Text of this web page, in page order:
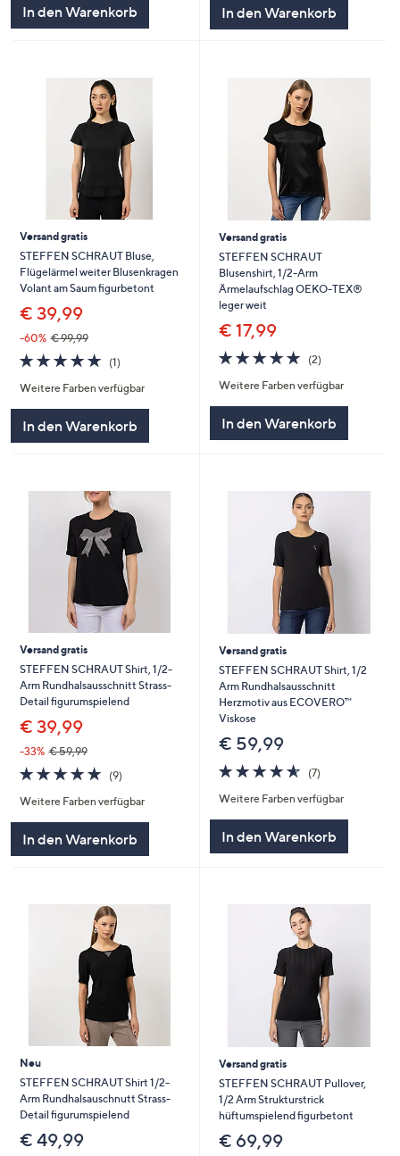
In den Warenkorb In den Warenkorb
Versand gratis
STEFFEN SCHRAUT Bluse,
Flügelärmel weiter Blusenkragen
Volant am Saum figurbetont
€ 39,99
-60% € 99,99
5.0
von
5
(1)1
Weitere Farben verfügbar
In den Warenkorb
Versand gratis
STEFFEN SCHRAUT
Blusenshirt, 1/2-Arm
Ärmelaufschlag OEKO-TEX®
leger weit
€ 17,99
5.0
von
5
(2)2
Weitere Farben verfügbar
In den Warenkorb
Versand gratis
STEFFEN SCHRAUT Shirt, 1/2-
Arm Rundhalsausschnitt Strass-
Detail figurumspielend
€ 39,99
-33% € 59,99
4.8
von
5
(9)9
Weitere Farben verfügbar
In den Warenkorb
Versand gratis
STEFFEN SCHRAUT Shirt, 1/2
Arm Rundhalsausschnitt
Herzmotiv aus ECOVERO™
Viskose
€ 59,99
4.6
von
5
(7)7
Weitere Farben verfügbar
In den Warenkorb
Neu
STEFFEN SCHRAUT Shirt 1/2-
Arm Rundhalsauschnutt Strass-
Detail figurumspielend
€ 49,99
Versand gratis
STEFFEN SCHRAUT Pullover,
1/2 Arm Strukturstrick
hüftumspielend figurbetont
€ 69,99